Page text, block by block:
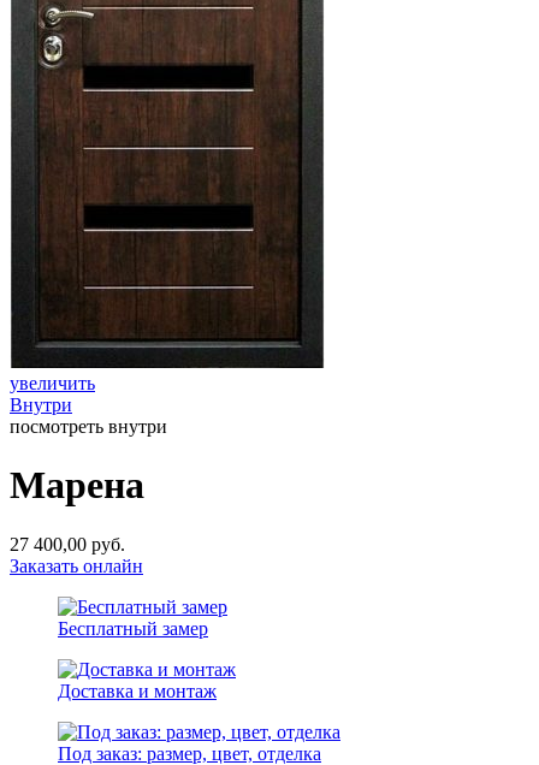
увеличить
Внутри
посмотреть внутри
Марена
27 400,00 руб.
Заказать онлайн
Бесплатный замер
Доставка и монтаж
Под заказ: размер, цвет, отделка